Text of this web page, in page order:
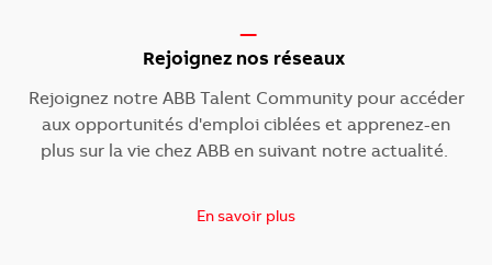
-----
Rejoignez nos réseaux
Rejoignez notre ABB Talent Community pour accéder
aux opportunités d'emploi ciblées et apprenez-en
plus sur la vie chez ABB en suivant notre actualité.
En savoir plus